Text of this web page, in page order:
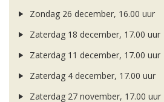
Zondag 26 december, 16.00 uur
Zaterdag 18 december, 17.00 uur
Zaterdag 11 december, 17.00 uur
Zaterdag 4 december, 17.00 uur
Zaterdag 27 november, 17.00 uur